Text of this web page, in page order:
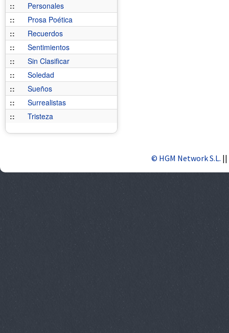
::
Personales
::
Prosa Poética
::
Recuerdos
::
Sentimientos
::
Sin Clasificar
::
Soledad
::
Sueños
::
Surrealistas
::
Tristeza
© HGM Network S.L. ||